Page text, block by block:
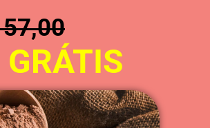
GRÁTIS